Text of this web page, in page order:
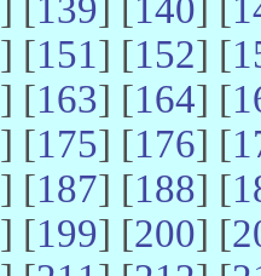
] [139] [140] [
] [151] [152] [
] [163] [164] [
] [175] [176] [
] [187] [188] [
] [199] [200] [